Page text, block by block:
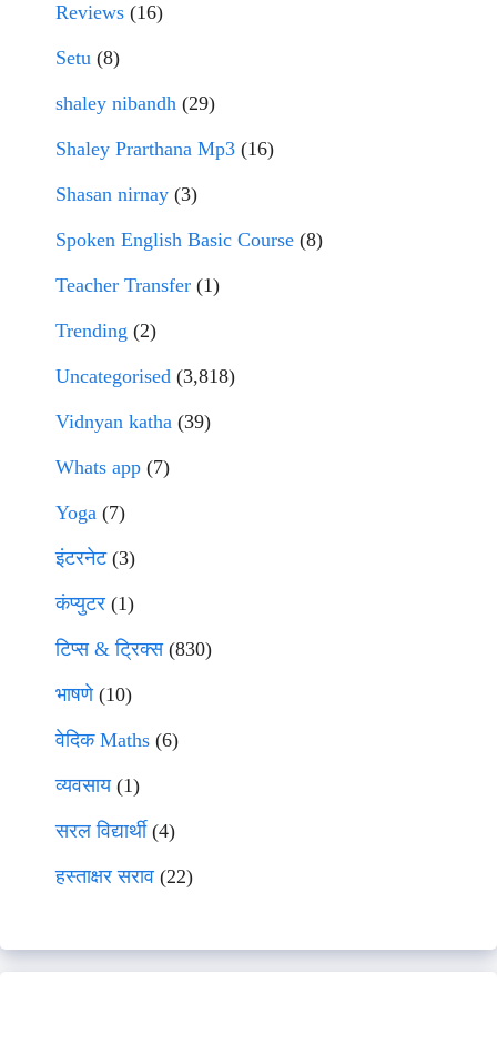
Reviews (16)
Setu (8)
shaley nibandh (29)
Shaley Prarthana Mp3 (16)
Shasan nirnay (3)
Spoken English Basic Course (8)
Teacher Transfer (1)
Trending (2)
Uncategorised (3,818)
Vidnyan katha (39)
Whats app (7)
Yoga (7)
इंटरनेट(3)
कंप्युटर (1)
टिप्स & ट्रिक्स(830)
भाषणे(10)
वेदिक Maths (6)
व्यवसाय(1)
सरल विद्यार्थी(4)
हस्ताक्षर सराव (22)